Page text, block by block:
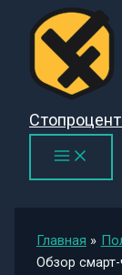
Перейти
содержимому
Главная
Обзор